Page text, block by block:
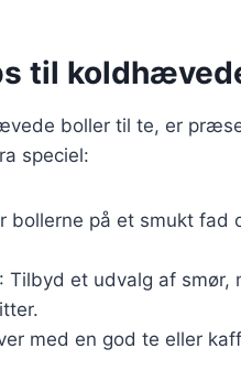
til
boller til te, er
speciel:
bollerne på et smukt fad
et udvalg af
med en god te eller